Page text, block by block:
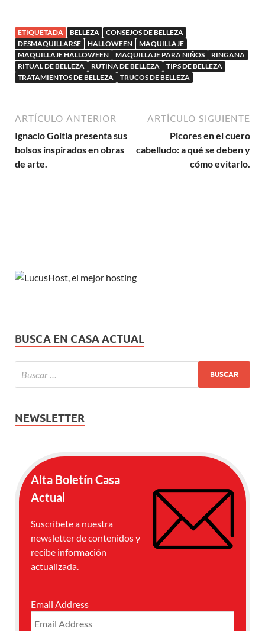
ETIQUETADA BELLEZA
CONSEJOS DE BELLEZA
DESMAQUILLARSE
HALLOWEEN
MAQUILLAJE
MAQUILLAJE HALLOWEEN
MAQUILLAJE PARA NIÑOS
RINGANA
RITUAL DE BELLEZA
RUTINA DE BELLEZA
TIPS DE BELLEZA
TRATAMIENTOS DE BELLEZA
TRUCOS DE BELLEZA
ARTÍCULO ANTERIOR
Ignacio Goitia presenta sus
bolsos inspirados en obras
de arte.
ARTÍCULO SIGUIENTE
Picores en el cuero
cabelludo: a qué se deben y
cómo evitarlo.
BUSCA EN CASA ACTUAL
NEWSLETTER
Alta Boletín Casa
Actual
Suscríbete a nuestra
newsletter de contenidos y
recibe información
actualizada.
Email Address